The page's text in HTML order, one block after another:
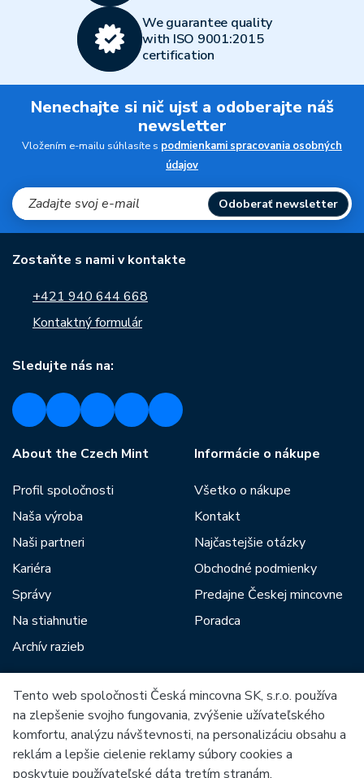
We guarantee quality
with ISO 9001:2015
certification
Nenechajte si nič ujsť a odoberajte náš
newsletter
Vložením e-mailu súhlasíte s podmienkami spracovania osobných
údajov
Odoberať newsletter
Zostaňte s nami v kontakte
+421 940 644 668
Kontaktný formulár
Sledujte nás na:
About the Czech Mint
Profil spoločnosti
Naša výroba
Naši partneri
Kariéra
Správy
Na stiahnutie
Archív razieb
Informácie o nákupe
Všetko o nákupe
Kontakt
Najčastejšie otázky
Obchodné podmienky
Predajne Českej mincovne
Poradca
Medzi našich partnerov patria:
Tento web spoločnosti Česká mincovna SK, s.r.o. používa
na zlepšenie svojho fungovania, zvýšenie užívateľského
komfortu, analýzu návštevnosti, na personalizáciu obsahu a
reklám a lepšie cielenie reklamy súbory cookies a
poskytuje používateľské dáta tretím stranám.